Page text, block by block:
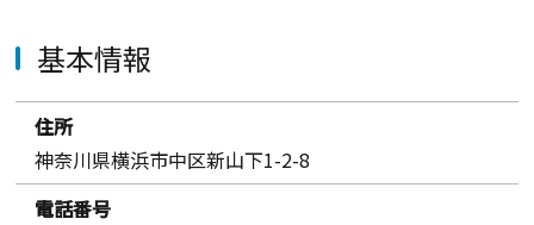
基本情報
住所
神奈川県横浜市中区新山下1-2-8
電話番号